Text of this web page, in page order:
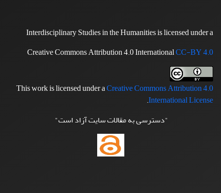
Interdisciplinary Studies in the Humanities is licensed under a
Creative Commons Attribution 4.0 InternationalCC-BY 4.0
This work is licensed under aCreative Commons Attribution 4.0
International License
.
"دسترسی به مقالات سایت آزاد است"